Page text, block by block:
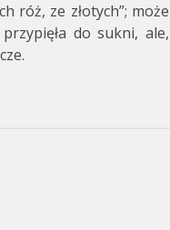
róż, ze złotych”; może
do sukni, ale,